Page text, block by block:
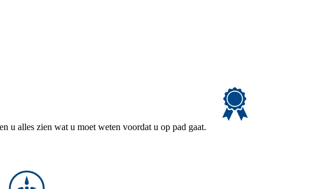
u alles zien wat u moet weten voordat u op pad gaat.